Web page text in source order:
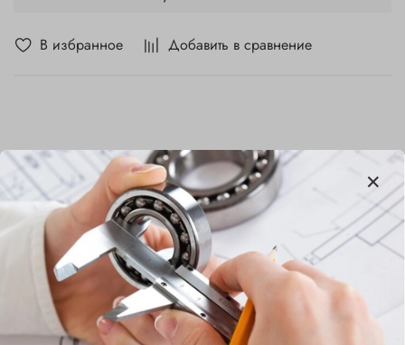
В избранное Добавить в сравнение
Характеристики
Бренд
Внутренний диаметр d, мм
95.275